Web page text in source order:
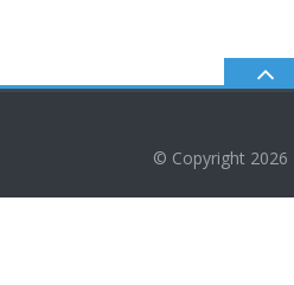
© Copyright 2026